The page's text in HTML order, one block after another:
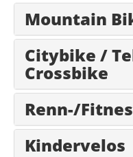
Mountain
Citybike /
Crossbike
Renn-/
Kindervelos